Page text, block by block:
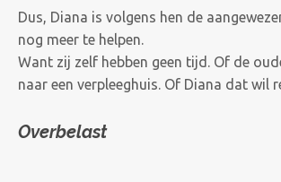
Dus, Diana is volgens hen de
nog meer te helpen.
Want zij zelf hebben geen tijd. Of de
naar een verpleeghuis. Of Diana dat wil
Overbelast